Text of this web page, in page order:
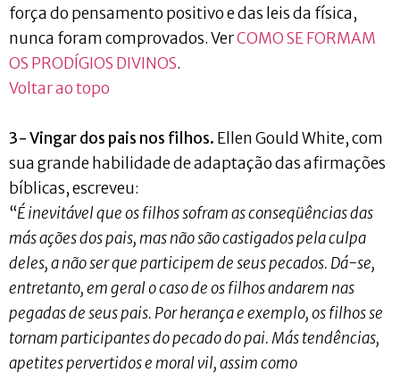
força do pensamento positivo e das leis da física,
nunca foram comprovados. VerCOMO SE FORMAM
OS PRODÍGIOS DIVINOS.
Voltar ao topo
3- Vingar dos pais nos filhos. Ellen Gould White, com
sua grande habilidade de adaptação das afirmações
bíblicas, escreveu:
“É inevitável que os filhos sofram as conseqüências das
más ações dos pais, mas não são castigados pela culpa
deles, a não ser que participem de seus pecados. Dá-se,
entretanto, em geral o caso de os filhos andarem nas
pegadas de seus pais. Por herança e exemplo, os filhos se
tornam participantes do pecado do pai. Más tendências,
apetites pervertidos e moral vil, assim como